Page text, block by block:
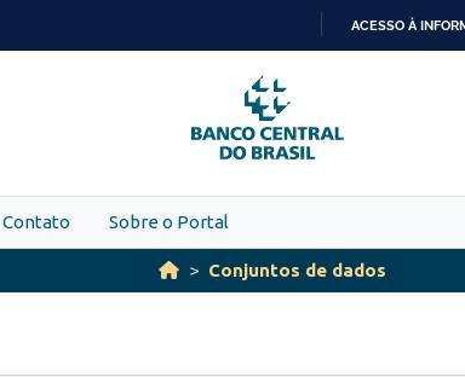
PARA
O
CONTEÚDO
ACESSO À
Contato Sobre o Portal
Conjuntos de dados